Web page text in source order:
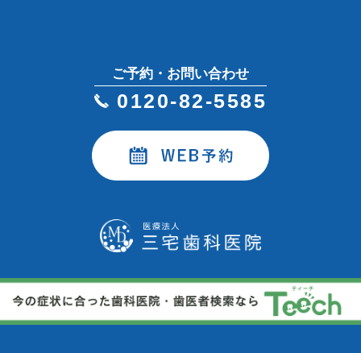
ご予約・お問い合わせ
0120-82-5585